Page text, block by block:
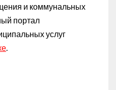
и коммунальных
портал
услуг